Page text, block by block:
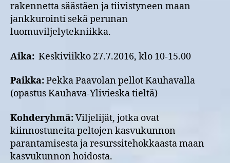
rakennetta säästäen ja tiivistyneen maan
jankkurointi sekä perunan
luomuviljelytekniikka.
Aika: Keskiviikko 27.7.2016, klo 10-15.00
Paikka:Pekka Paavolan pellot Kauhavalla
(opastus Kauhava-Ylivieska tieltä)
Kohderyhmä:Viljelijät, jotka ovat
kiinnostuneita peltojen kasvukunnon
parantamisesta ja resurssitehokkaasta maan
kasvukunnon hoidosta.